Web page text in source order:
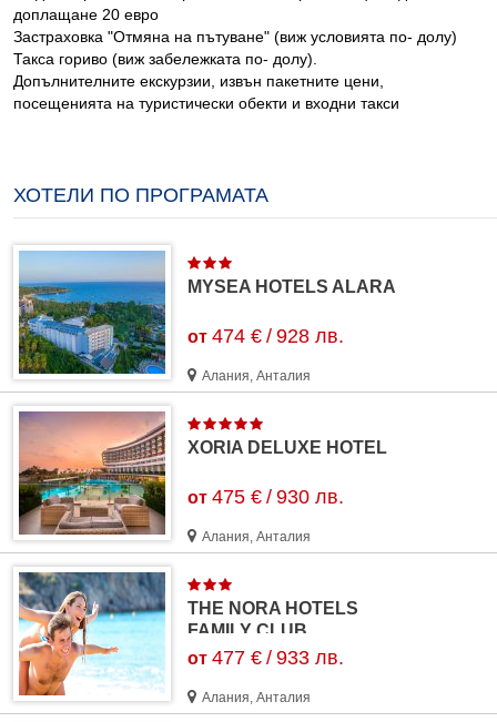
доплащане 20 евро
Застраховка "Отмяна на пътуване" (виж условията по- долу)
Такса гориво (виж забележката по- долу).
Допълнителните екскурзии, извън пакетните цени,
посещенията на туристически обекти и входни такси
ХОТЕЛИ ПО ПРОГРАМАТА
MYSEA HOTELS ALARA
от 474 € / 928 лв.
Алания, Анталия
XORIA DELUXE HOTEL
от 475 € / 930 лв.
Алания, Анталия
THE NORA HOTELS
FAMILY CLUB
от 477 € / 933 лв.
Алания, Анталия